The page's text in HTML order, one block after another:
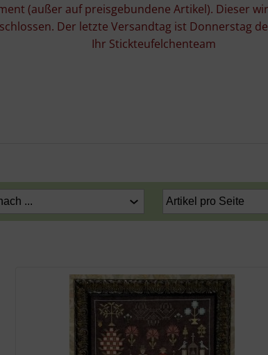
(außer auf preisgebundene Artikel). Dieser
Der letzte Versandtag ist Donnerstag
Ihr Stickteufelchenteam